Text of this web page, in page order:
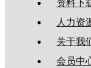
资料下
人力资
关于我
会员中